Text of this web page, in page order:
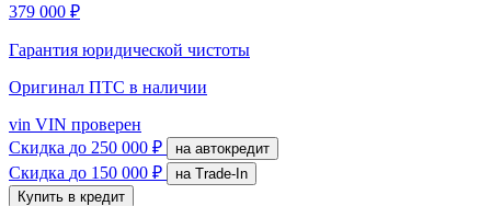
379 000 ₽
Гарантия юридической чистоты
Оригинал ПТС в наличии
vin VIN проверен
Скидка до 250 000 ₽ на автокредит
Скидка до 150 000 ₽
на Trade-In
Купить в кредит